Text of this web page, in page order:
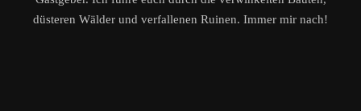
düsteren Wälder und verfallenen Ruinen. Immer mir nach!